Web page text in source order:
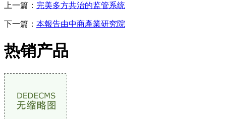
上一篇： 完美多方共治的监管系统
下一篇： 本報告由中商產業研究院
热销产品